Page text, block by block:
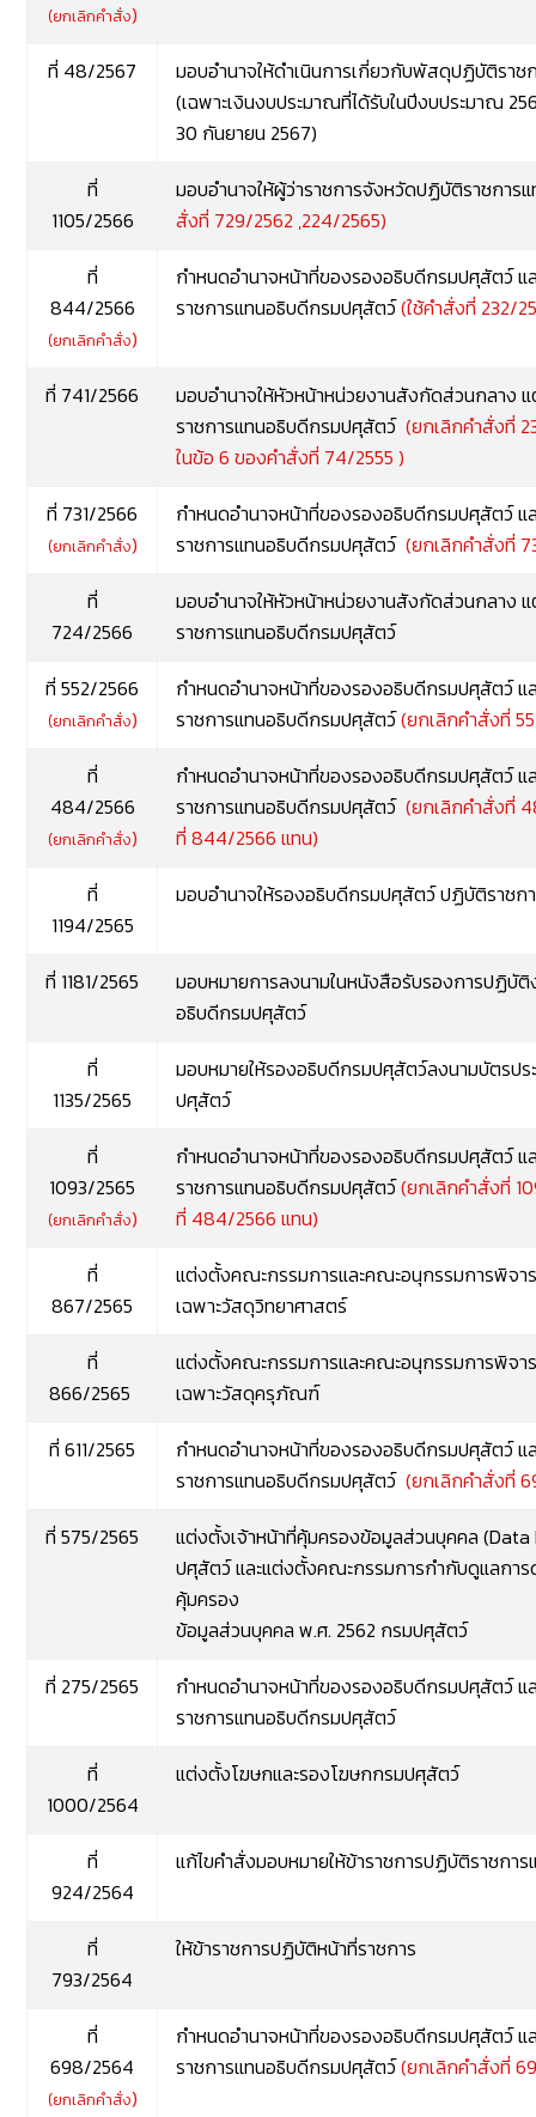
(ยกเลิกคำสั่ง)
ที่ 48/2567
มอบอำนาจให้ดำเนินการเกี่ยวกับพัสดุปฏิบัติรา
(เฉพาะเงินงบประมาณที่ได้รับในปีงบประมาณ
30 กันยายน 2567)
ที่
1105/2566
มอบอำนาจให้ผู้ว่าราชการจังหวัดปฏิบัติราชกา
สั่งที่ 729/2562 ,224/2565)
ที่
844/2566
(ยกเลิกคำสั่ง)
กำหนดอำนาจหน้าที่ของรองอธิบดีกรมปศุสัตว์ แ
ราชการแทนอธิบดีกรมปศุสัตว์(ใช้คำสั่งที่ 232/
ที่ 741/2566
มอบอำนาจให้หัวหน้าหน่วยงานสังกัดส่วนกลาง
ราชการแทนอธิบดีกรมปศุสัตว์(ยกเลิกคำสั่งที่
ในข้อ 6 ของคำสั่งที่ 74/2555 )
ที่ 731/2566
(ยกเลิกคำสั่ง)
กำหนดอำนาจหน้าที่ของรองอธิบดีกรมปศุสัตว์ แ
ราชการแทนอธิบดีกรมปศุสัตว์(ยกเลิกคำสั่งที่
ที่
724/2566
มอบอำนาจให้หัวหน้าหน่วยงานสังกัดส่วนกลาง
ราชการแทนอธิบดีกรมปศุสัตว์
ที่ 552/2566
(ยกเลิกคำสั่ง)
กำหนดอำนาจหน้าที่ของรองอธิบดีกรมปศุสัตว์ แ
ราชการแทนอธิบดีกรมปศุสัตว์(ยกเลิกคำสั่งที่
ที่
484/2566
(ยกเลิกคำสั่ง)
กำหนดอำนาจหน้าที่ของรองอธิบดีกรมปศุสัตว์ แ
ราชการแทนอธิบดีกรมปศุสัตว์ (ยกเลิกคำสั่งที่
ที่844/2566 แทน)
ที่
1194/2565
มอบอำนาจให้รองอธิบดีกรมปศุสัตว์ ปฏิบัติราช
ที่ 1181/2565
มอบหมายการลงนามในหนังสือรับรองการปฏิบัติ
อธิบดีกรมปศุสัตว์
ที่
1135/2565
มอบหมายให้รองอธิบดีกรมปศุสัตว์ลงนามบัตรป
ปศุสัตว์
ที่
1093/2565
(ยกเลิกคำสั่ง)
กำหนดอำนาจหน้าที่ของรองอธิบดีกรมปศุสัตว์ แ
ราชการแทนอธิบดีกรมปศุสัตว์(ยกเลิกคำสั่งที่
ที่ 484/2566 แทน)
ที่
867/2565
แต่งตั้งคณะกรรมการและคณะอนุกรรมการพิจ
เฉพาะวัสดุวิทยาศาสตร์
ที่
866/2565
แต่งตั้งคณะกรรมการและคณะอนุกรรมการพิจ
เฉพาะวัสดุครุภัณฑ์
ที่ 611/2565
กำหนดอำนาจหน้าที่ของรองอธิบดีกรมปศุสัตว์ แ
ราชการแทนอธิบดีกรมปศุสัตว์(ยกเลิกคำสั่งที่
ที่ 575/2565
แต่งตั้งเจ้าหน้าที่คุ้มครองข้อมูลส่วนบุคคล
ปศุสัตว์ และแต่งตั้งคณะกรรมการกํากับดูแลกา
คุ้มครอง
ข้อมูลส่วนบุคคล พ.ศ. 2562 กรมปศุสัตว์
ที่ 275/2565
กำหนดอำนาจหน้าที่ของรองอธิบดีกรมปศุสัตว์ แ
ราชการแทนอธิบดีกรมปศุสัตว์
ที่
1000/2564
แต่งตั้งโฆษกและรองโฆษกกรมปศุสัตว์
ที่
924/2564
แก้ไขคำสั่งมอบหมายให้ข้าราชการปฏิบัติราชกา
ที่
793/2564
ให้ข้าราชการปฏิบัติหน้าที่ราชการ
ที่
698/2564
(ยกเลิกคำสั่ง)
กำหนดอำนาจหน้าที่ของรองอธิบดีกรมปศุสัตว์ แ
ราชการแทนอธิบดีกรมปศุสัตว์(ยกเลิกคำสั่งที่